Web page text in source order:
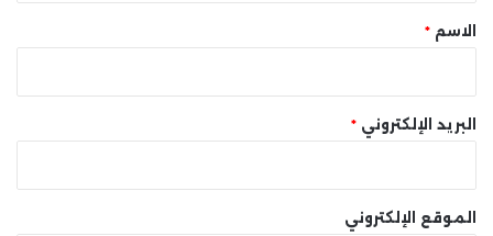
* الاسم *
البريد الإلكتروني *
الموقع الإلكتروني